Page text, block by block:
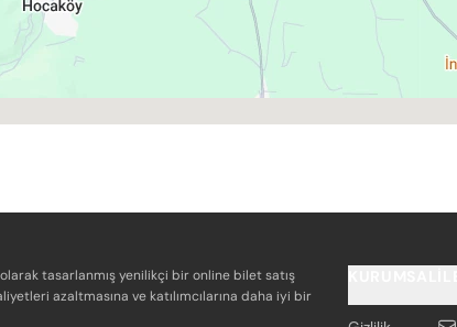
tasarlanmış yenilikçi bir online bilet satış
azaltmasına ve katılımcılarına daha iyi bir